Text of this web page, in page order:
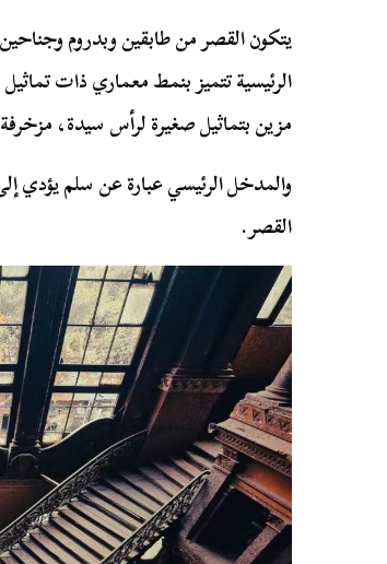
الرئيسية تتميز بنمط معماري ذات
مزين بتماثيل صغيرة لرأس سيدة،
والمدخل الرئيسي عبارة عن سلم يؤدي
القصر.